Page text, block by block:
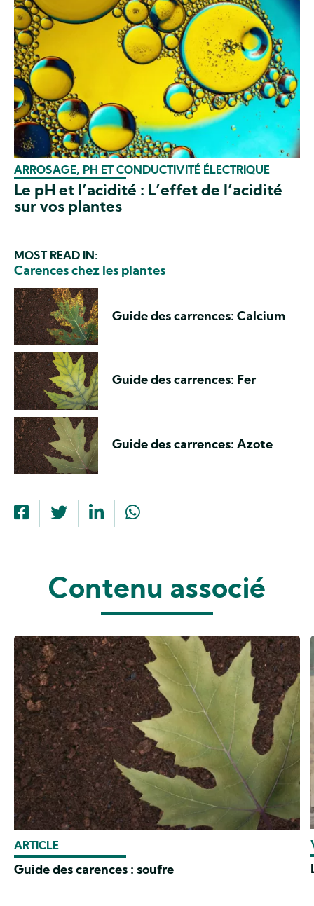
ARROSAGE, PH ET CONDUCTIVITÉ ÉLECTRIQUE
Le pH et l’acidité : L’effet de l’acidité
sur vos plantes
MOST READ IN:
Carences chez les plantes
Guide des carrences: Calcium
Guide des carrences: Fer
Guide des carrences: Azote
Contenu associé
ARTICLE
Guide des carences : soufre